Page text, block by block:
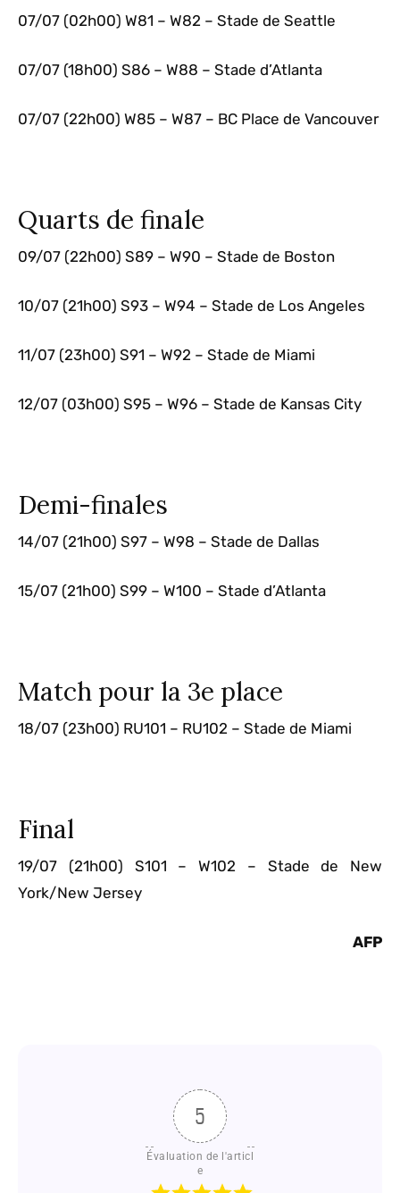
07/07 (02h00) W81 – W82 – Stade de Seattle
07/07 (18h00) S86 – W88 – Stade d’Atlanta
07/07 (22h00) W85 – W87 – BC Place de Vancouver
Quarts de finale
09/07 (22h00) S89 – W90 – Stade de Boston
10/07 (21h00) S93 – W94 – Stade de Los Angeles
11/07 (23h00) S91 – W92 – Stade de Miami
12/07 (03h00) S95 – W96 – Stade de Kansas City
Demi-finales
14/07 (21h00) S97 – W98 – Stade de Dallas
15/07 (21h00) S99 – W100 – Stade d’Atlanta
Match pour la 3e place
18/07 (23h00) RU101 – RU102 – Stade de Miami
Final
19/07 (21h00) S101 – W102 – Stade de New
York/New Jersey
AFP
5
Évaluation de l'articl
e